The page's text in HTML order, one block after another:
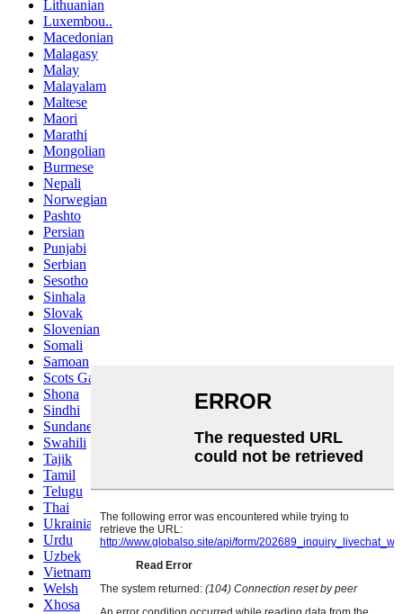
Lithuanian
Luxembou..
Macedonian
Malagasy
Malay
Malayalam
Maltese
Maori
Marathi
Mongolian
Burmese
Nepali
Norwegian
Pashto
Persian
Punjabi
Serbian
Sesotho
Sinhala
Slovak
Slovenian
Somali
Samoan
Scots Gaelic
Shona
Sindhi
Sundanese
Swahili
Tajik
Tamil
Telugu
Thai
Ukrainian
Urdu
Uzbek
Vietnamese
Welsh
Xhosa